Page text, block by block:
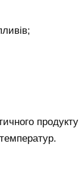
продукту